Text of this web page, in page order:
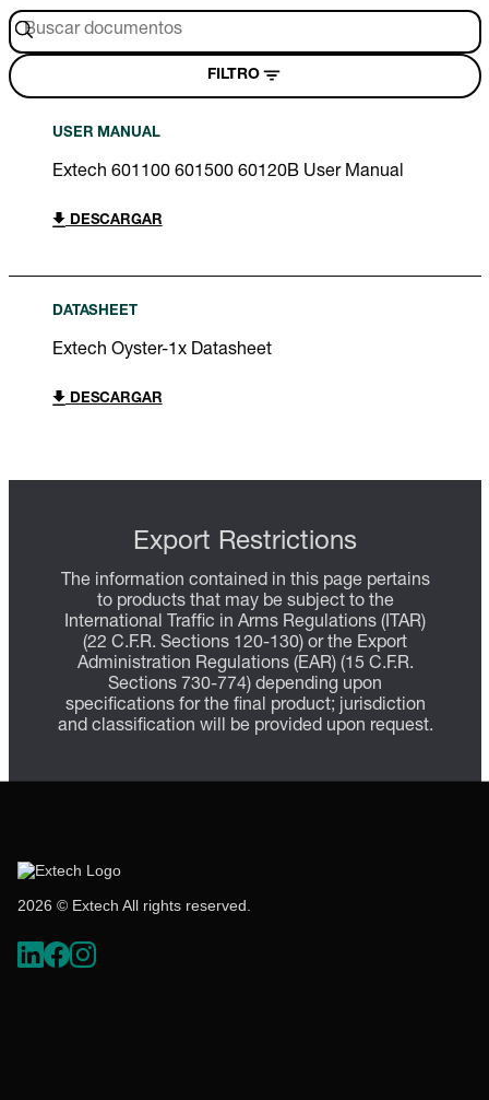
FILTRO
USER MANUAL
Extech 601100 601500 60120B User Manual
DESCARGAR
DATASHEET
Extech Oyster-1x Datasheet
DESCARGAR
Export Restrictions
The information contained in this page pertains
to products that may be subject to the
International Traffic in Arms Regulations (ITAR)
(22 C.F.R. Sections 120-130) or the Export
Administration Regulations (EAR) (15 C.F.R.
Sections 730-774) depending upon
specifications for the final product; jurisdiction
and classification will be provided upon request.
2026 © Extech All rights reserved.